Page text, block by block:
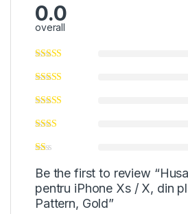
0.0
overall
Be the first to review
pentru iPhone Xs / X, din
Pattern, Gold”